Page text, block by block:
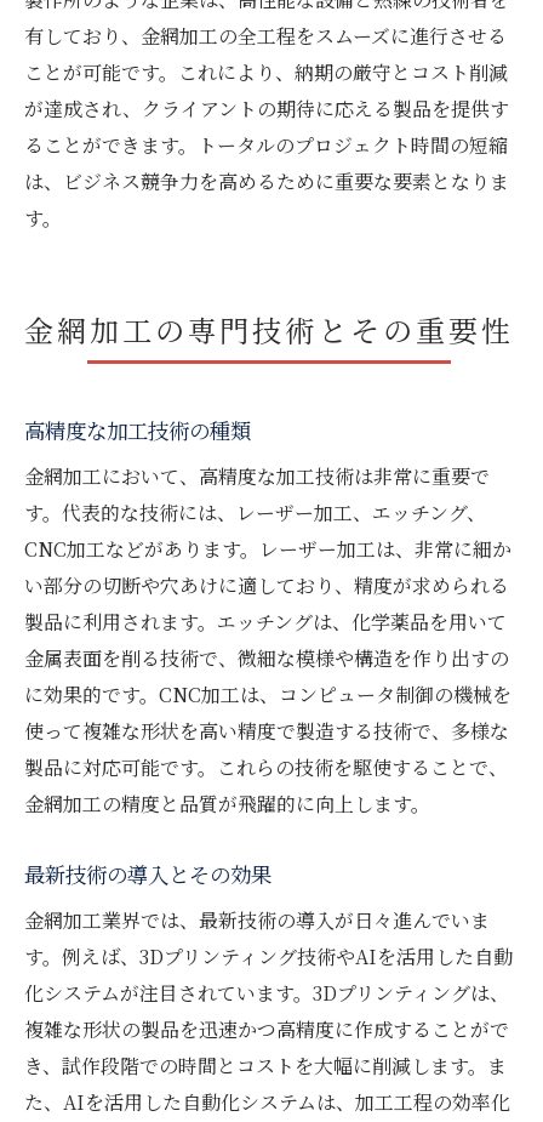
有しており、金網加工の全工程をスムーズに進行させる
ことが可能です。これにより、納期の厳守とコスト削減
が達成され、クライアントの期待に応える製品を提供す
ることができます。トータルのプロジェクト時間の短縮
は、ビジネス競争力を高めるために重要な要素となりま
す。
金網加工の専門技術とその重要性
高精度な加工技術の種類
金網加工において、高精度な加工技術は非常に重要で
す。代表的な技術には、レーザー加工、エッチング、
CNC加工などがあります。レーザー加工は、非常に細か
い部分の切断や穴あけに適しており、精度が求められる
製品に利用されます。エッチングは、化学薬品を用いて
金属表面を削る技術で、微細な模様や構造を作り出すの
に効果的です。CNC加工は、コンピュータ制御の機械を
使って複雑な形状を高い精度で製造する技術で、多様な
製品に対応可能です。これらの技術を駆使することで、
金網加工の精度と品質が飛躍的に向上します。
最新技術の導入とその効果
金網加工業界では、最新技術の導入が日々進んでいま
す。例えば、3Dプリンティング技術やAIを活用した自動
化システムが注目されています。3Dプリンティングは、
複雑な形状の製品を迅速かつ高精度に作成することがで
き、試作段階での時間とコストを大幅に削減します。ま
た、AIを活用した自動化システムは、加工工程の効率化